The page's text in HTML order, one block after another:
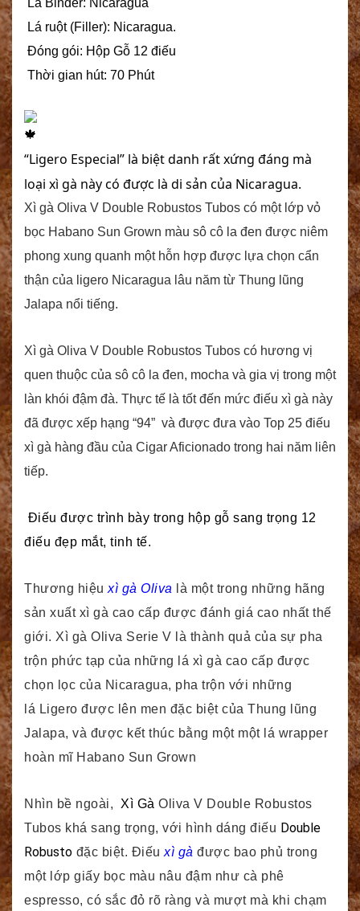
Lá Binder: Nicaragua
Lá ruột (Filler): Nicaragua.
Đóng gói: Hộp Gỗ 12 điếu
Thời gian hút: 70 Phút
“Ligero Especial” là biệt danh rất xứng đáng mà
loại xì gà này có được là di sản của Nicaragua.
Xì gà Oliva V Double Robustos Tubos có một lớp vỏ
bọc Habano Sun Grown màu sô cô la đen được niêm
phong xung quanh một hỗn hợp được lựa chọn cẩn
thận của ligero Nicaragua lâu năm từ Thung lũng
Jalapa nổi tiếng.
Xì gà Oliva V Double Robustos Tubos có hương vị
quen thuộc của sô cô la đen, mocha và gia vị trong một
làn khói đậm đà. Thực tế là tốt đến mức điếu xì gà này
đã được xếp hạng “94” và được đưa vào Top 25 điếu
xì gà hàng đầu của Cigar Aficionado trong hai năm liên
tiếp.
Điếu được trình bày trong hộp gỗ sang trọng 12
điếu đẹp mắt, tinh tế.
Thương hiệu xì gà Oliva
là một trong những hãng
sản xuất xì gà cao cấp được đánh giá cao nhất thế
giới. Xì gà Oliva Serie V là thành quả của sự pha
trộn phức tạp của những lá xì gà cao cấp được
chọn lọc của Nicaragua, pha trộn với những
lá Ligero được lên men đặc biệt của Thung lũng
Jalapa, và được kết thúc bằng một một lá wrapper
hoàn mĩ Habano Sun Grown
Nhìn bề ngoài, Xì Gà Oliva V Double Robustos
Tubos khá sang trọng, với hình dáng điếu Double
Robusto đặc biệt. Điếu xì gà được bao phủ trong
một lớp giấy bọc màu nâu đậm như cà phê
espresso, có sắc đỏ rõ ràng và mượt mà khi chạm